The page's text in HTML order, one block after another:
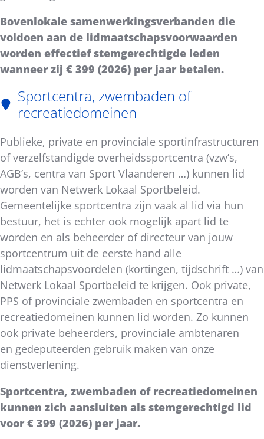
Bovenlokale samenwerkingsverbanden die
voldoen aan de lidmaatschapsvoorwaarden
worden effectief stemgerechtigde leden
wanneer zij € 399 (2026) per jaar betalen.
Sportcentra, zwembaden of
recreatiedomeinen
Publieke, private en provinciale sportinfrastructuren
of verzelfstandigde overheidssportcentra (vzw’s,
AGB’s, centra van Sport Vlaanderen …) kunnen lid
worden van Netwerk Lokaal Sportbeleid.
Gemeentelijke sportcentra zijn vaak al lid via hun
bestuur, het is echter ook mogelijk apart lid te
worden en als beheerder of directeur van jouw
sportcentrum uit de eerste hand alle
lidmaatschapsvoordelen (kortingen, tijdschrift …) van
Netwerk Lokaal Sportbeleid te krijgen. Ook private,
PPS of provinciale zwembaden en sportcentra en
recreatiedomeinen kunnen lid worden. Zo kunnen
ook private beheerders, provinciale ambtenaren
en gedeputeerden gebruik maken van onze
dienstverlening.
Sportcentra, zwembaden of recreatiedomeinen
kunnen zich aansluiten als stemgerechtigd lid
voor € 399 (2026) per jaar.